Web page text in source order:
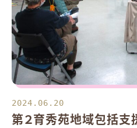
2024.06.20
第２育秀苑地域包括支